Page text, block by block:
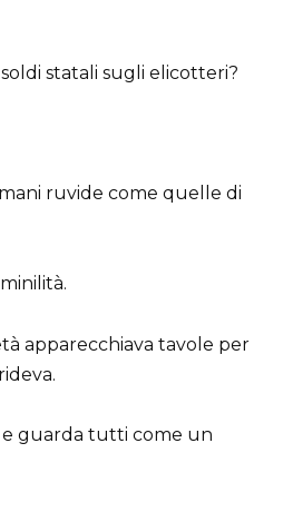
statali sugli elicotteri?
ruvide come quelle di
apparecchiava tavole per
e guarda tutti come un